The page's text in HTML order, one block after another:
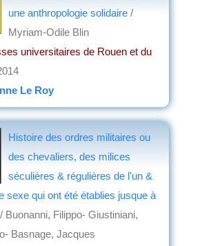
une anthropologie solidaire /
Myriam-Odile Blin
universitaires de Rouen et du
Le Roy
Histoire des ordres militaires ou
des chevaliers, des milices
séculières & régulières de l'un &
sexe qui ont été établies jusque à
/ Buonanni, Filippo- Giustiniani,
Basnage, Jacques